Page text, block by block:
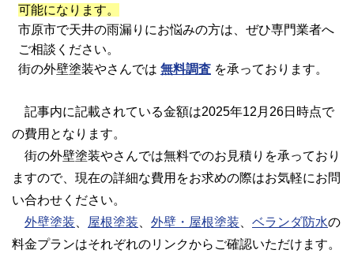
可能になります。
市原市で天井の雨漏りにお悩みの方は、ぜひ専門業者へ
ご相談ください。
街の外壁塗装やさんでは 無料調査 を承っております。
記事内に記載されている金額は2025年12月26日時点で
の費用となります。
街の外壁塗装やさんでは無料でのお見積りを承っており
ますので、現在の詳細な費用をお求めの際はお気軽にお問
い合わせください。
外壁塗装
屋根塗装 外壁・屋根塗装 ベランダ防水の
料金プランはそれぞれのリンクからご確認いただけます。